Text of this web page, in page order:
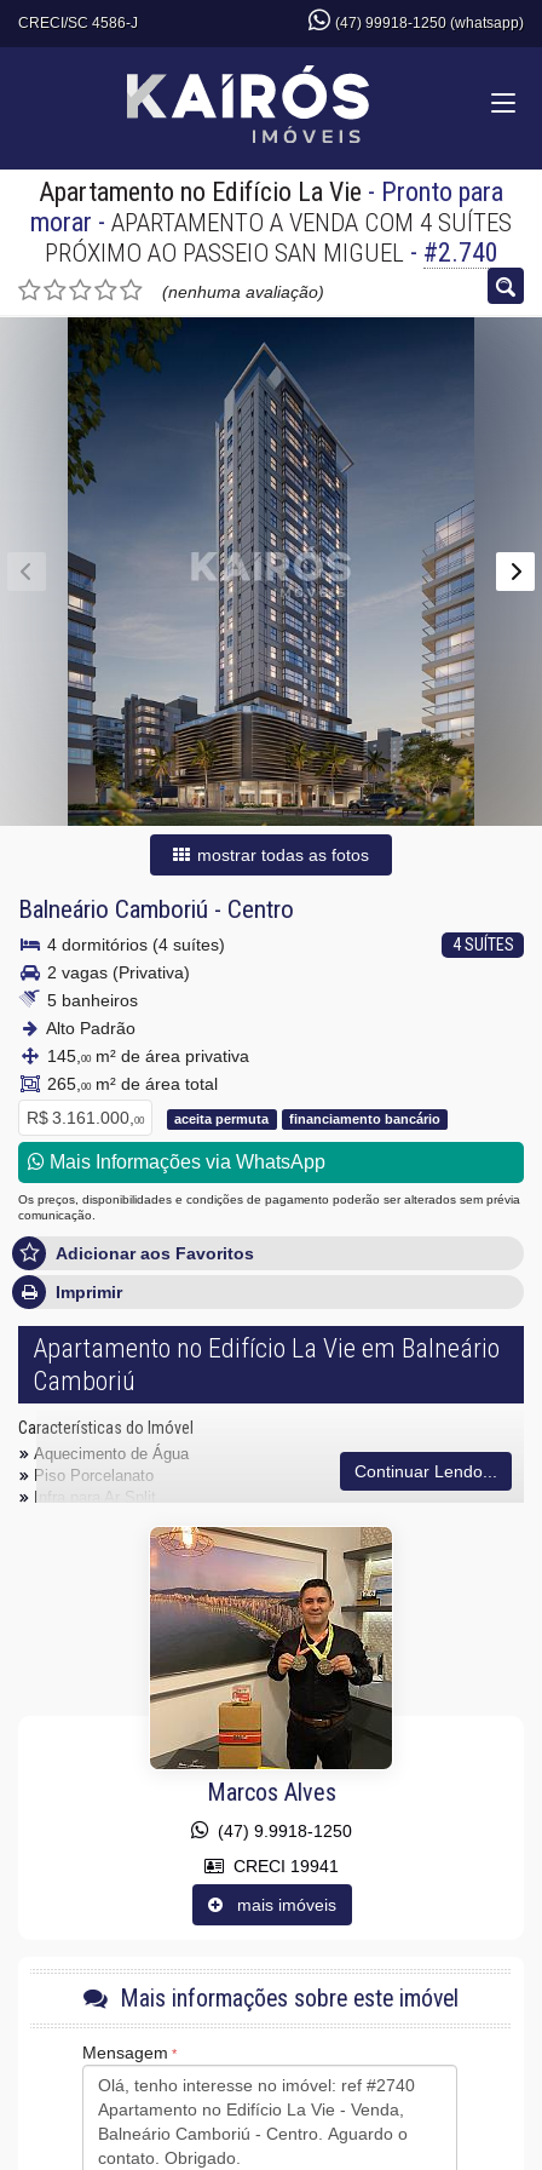
CRECI/SC 4586-J (47) 99918-1250 (whatsapp)
Apartamento no Edifício La Vie - Pronto para
morar - APARTAMENTO A VENDA COM 4 SUÍTES
PRÓXIMO AO PASSEIO SAN MIGUEL- #2.740
(nenhuma avaliação)
mostrar todas as fotos
Balneário Camboriú - Centro
4 SUÍTES
4 dormitórios (4 suítes)
2 vagas (Privativa)
5 banheiros
Alto Padrão
145, 00m² de área privativa
265, 00m² de área total
R$ 3.161.000, 00 aceita permuta financiamento bancário
Mais Informações via WhatsApp
Os preços, disponibilidades e condições de pagamento poderão ser alterados sem prévia
comunicação.
Adicionar aos Favoritos
Imprimir
Apartamento no Edifício La Vie em Balneário
Camboriú
Características do Imóvel
Aquecimento de Água
Piso Porcelanato
Infra para Ar Split
Acabamento em Gesso
Fechadura Eletrônica
Sacada com Churrasqueira
Sala para 2 Ambientes
Características do Empreendimento
Brinquedoteca
Pet Care
Quiosque Externo
Bicicletário
Câmeras de Segurança
Gás Central
Entrada para Banhistas
Continuar Lendo...
Marcos Alves
(47) 9.9918-1250
CRECI 19941
mais imóveis
Mais informações sobre este imóvel
Mensagem